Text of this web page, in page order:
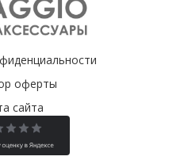
оферты
сайта